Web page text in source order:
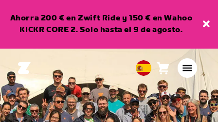
Ahorra 200 € en Zwift Ride y 150 € en Wahoo
KICKR CORE 2. Solo hasta el 9 de agosto.
European
Union
Español
Carro0
artículos